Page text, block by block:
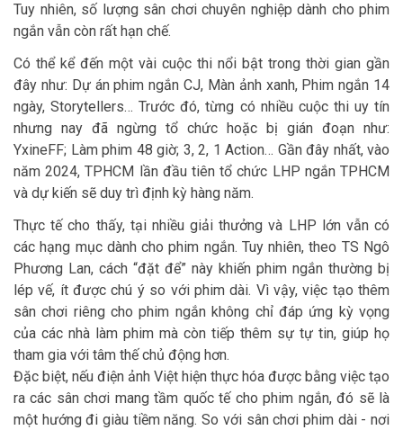
Tuy nhiên, số lượng sân chơi chuyên nghiệp dành cho phim
ngắn vẫn còn rất hạn chế.
Có thể kể đến một vài cuộc thi nổi bật trong thời gian gần
đây như: Dự án phim ngắn CJ, Màn ảnh xanh, Phim ngắn 14
ngày, Storytellers… Trước đó, từng có nhiều cuộc thi uy tín
nhưng nay đã ngừng tổ chức hoặc bị gián đoạn như:
YxineFF; Làm phim 48 giờ; 3, 2, 1 Action… Gần đây nhất, vào
năm 2024, TPHCM lần đầu tiên tổ chức LHP ngắn TPHCM
và dự kiến sẽ duy trì định kỳ hàng năm.
Thực tế cho thấy, tại nhiều giải thưởng và LHP lớn vẫn có
các hạng mục dành cho phim ngắn. Tuy nhiên, theo TS Ngô
Phương Lan, cách “đặt để” này khiến phim ngắn thường bị
lép vế, ít được chú ý so với phim dài. Vì vậy, việc tạo thêm
sân chơi riêng cho phim ngắn không chỉ đáp ứng kỳ vọng
của các nhà làm phim mà còn tiếp thêm sự tự tin, giúp họ
tham gia với tâm thế chủ động hơn.
Đặc biệt, nếu điện ảnh Việt hiện thực hóa được bằng việc tạo
ra các sân chơi mang tầm quốc tế cho phim ngắn, đó sẽ là
một hướng đi giàu tiềm năng. So với sân chơi phim dài - nơi